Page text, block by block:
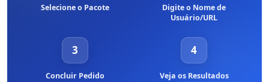
Selecione o Pacote
Digite o Nome de
Usuário/URL
3
Concluir Pedido
4
Veja os Resultados